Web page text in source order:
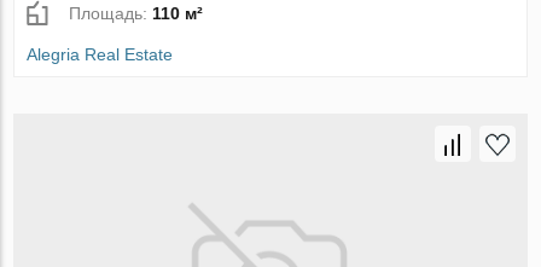
Площадь: 110 м²
Alegria Real Estate